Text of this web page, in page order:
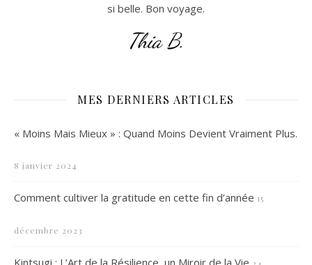
si belle. Bon voyage.
Thia B.
MES DERNIERS ARTICLES
« Moins Mais Mieux » : Quand Moins Devient Vraiment Plus.
8 janvier 2024
Comment cultiver la gratitude en cette fin d’année 15
décembre 2023